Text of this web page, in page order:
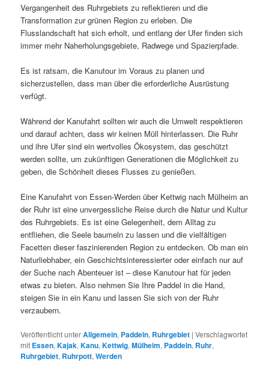
Vergangenheit des Ruhrgebiets zu reflektieren und die
Transformation zur grünen Region zu erleben. Die
Flusslandschaft hat sich erholt, und entlang der Ufer finden sich
immer mehr Naherholungsgebiete, Radwege und Spazierpfade.
Es ist ratsam, die Kanutour im Voraus zu planen und
sicherzustellen, dass man über die erforderliche Ausrüstung
verfügt.
Während der Kanufahrt sollten wir auch die Umwelt respektieren
und darauf achten, dass wir keinen Müll hinterlassen. Die Ruhr
und ihre Ufer sind ein wertvolles Ökosystem, das geschützt
werden sollte, um zukünftigen Generationen die Möglichkeit zu
geben, die Schönheit dieses Flusses zu genießen.
Eine Kanufahrt von Essen-Werden über Kettwig nach Mülheim an
der Ruhr ist eine unvergessliche Reise durch die Natur und Kultur
des Ruhrgebiets. Es ist eine Gelegenheit, dem Alltag zu
entfliehen, die Seele baumeln zu lassen und die vielfältigen
Facetten dieser faszinierenden Region zu entdecken. Ob man ein
Naturliebhaber, ein Geschichtsinteressierter oder einfach nur auf
der Suche nach Abenteuer ist – diese Kanutour hat für jeden
etwas zu bieten. Also nehmen Sie Ihre Paddel in die Hand,
steigen Sie in ein Kanu und lassen Sie sich von der Ruhr
verzaubern.
Veröffentlicht unterAllgemein, Paddeln, Ruhrgebiet |Verschlagwortet
mit Essen,Kajak,Kanu,Kettwig,Mülheim, Paddeln, Ruhr,
Ruhrgebiet, Ruhrpott,Werden